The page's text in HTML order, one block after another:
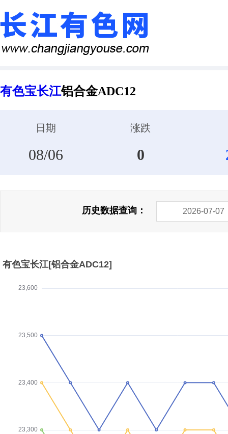
有色宝长江铝合金ADC12
日期
08/06
涨跌
0
历史数据查询：